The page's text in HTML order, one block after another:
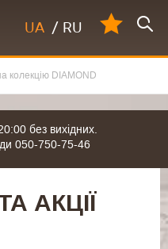
UA / RU
колекцію DIAMOND
без вихідних.
050-750-75-46
АКЦІЇ